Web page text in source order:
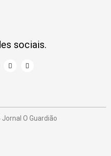
sociais.
O Guardião